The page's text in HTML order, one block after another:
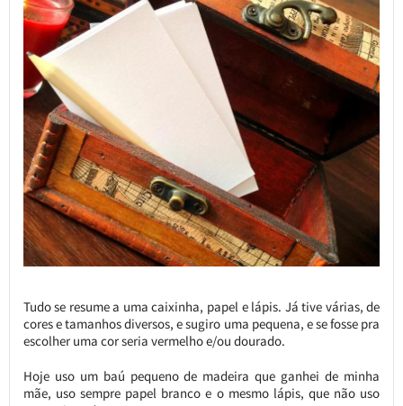
Tudo se resume a uma caixinha, papel e lápis. Já tive várias, de
cores e tamanhos diversos, e sugiro uma pequena, e se fosse pra
escolher uma cor seria vermelho e/ou dourado.
Hoje uso um baú pequeno de madeira que ganhei de minha
mãe, uso sempre papel branco e o mesmo lápis, que não uso